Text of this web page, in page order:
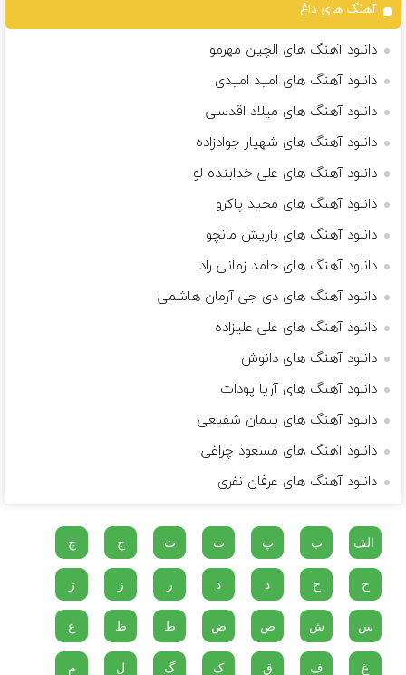
آهنگ های داغ
دانلود آهنگ های الچین مهرمو
دانلود آهنگ های امید امیدی
دانلود آهنگ های میلاد اقدسی
دانلود آهنگ های شهیار جوادزاده
دانلود آهنگ های علی خدابنده لو
دانلود آهنگ های مجید پاکرو
دانلود آهنگ های باریش مانچو
دانلود آهنگ های حامد زمانی راد
دانلود آهنگ های دی جی آرمان هاشمی
دانلود آهنگ های علی علیزاده
دانلود آهنگ های دانوش
دانلود آهنگ های آریا پودات
دانلود آهنگ های پیمان شفیعی
دانلود آهنگ های مسعود چراغی
دانلود آهنگ های عرفان نفری
الف ب پ ت ث ج چ
ح خ د ذ ر ز ژ
س ش ص ض ط ظ ع
غ ف ق ک گ ل م